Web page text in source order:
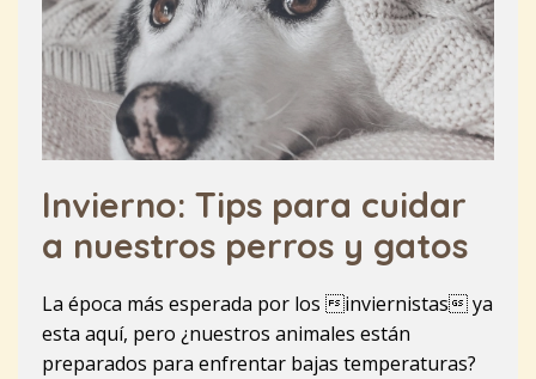
Invierno: Tips para cuidar
a nuestros perros y gatos
La época más esperada por los inviernistas ya
esta aquí, pero ¿nuestros animales están
preparados para enfrentar bajas temperaturas?